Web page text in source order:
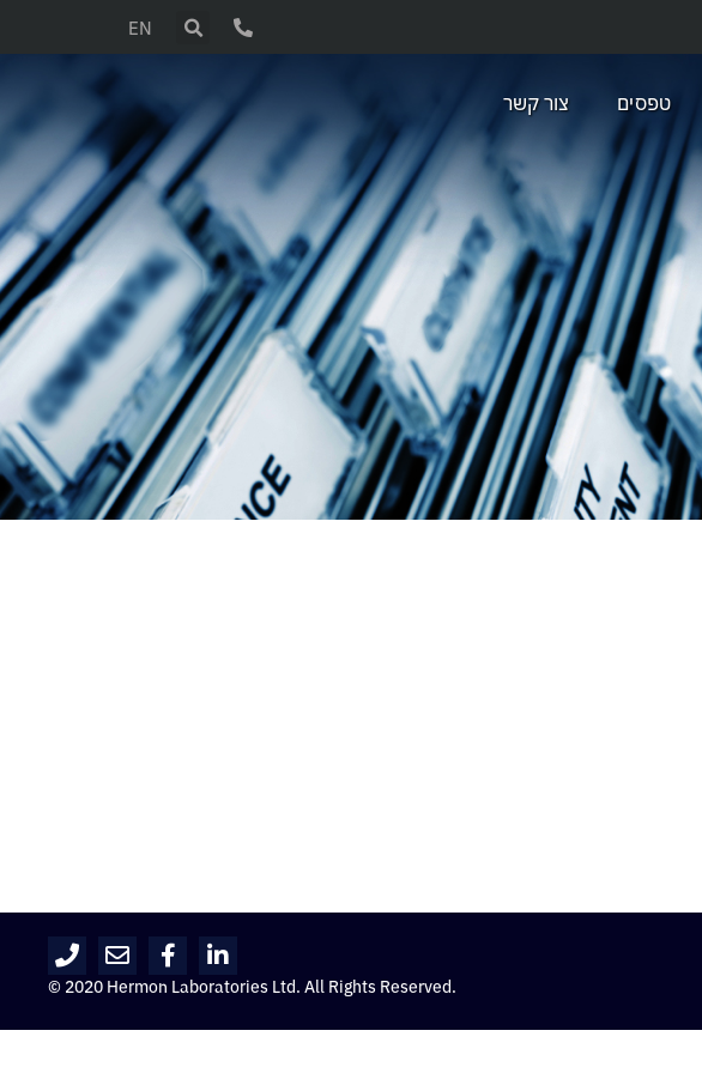
EN
טפסים צור קשר
© 2020 Hermon Laboratories Ltd. All Rights Reserved.